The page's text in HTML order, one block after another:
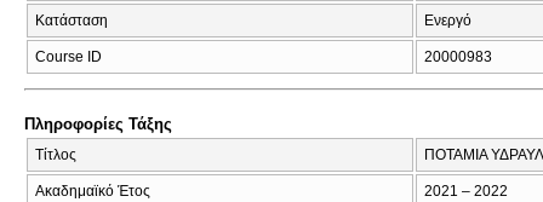
Κατάσταση Ενεργό
Course ID 20000983
Πληροφορίες Τάξης
Τίτλος ΠΟΤΑΜΙΑ
Ακαδημαϊκό Έτος 2021 – 2022